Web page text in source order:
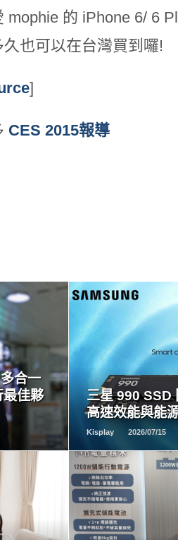
mophie 的 iPhone 6/ 6
久也可以在台灣買到囉!
]
CES 2015報導
合一
最佳夥
三星 990 SSD
高速效能與能
Kisplay 2026/07/15